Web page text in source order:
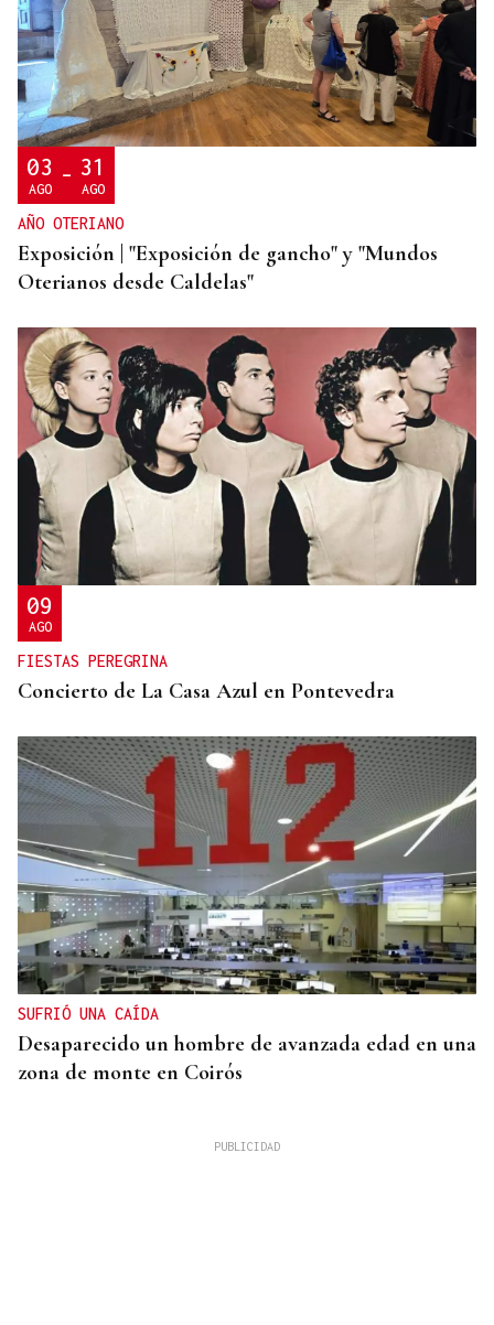
FALTA DE MEDIOS
Vivas pide expulsar de inmediato a migrantes que
siguen en Ceuta y "blindar" la frontera con más
medios europeos
03
AGO - 31
AGO
AÑO OTERIANO
Exposición | "Exposición de gancho" y "Mundos
Oterianos desde Caldelas"
09
AGO
FIESTAS PEREGRINA
Concierto de La Casa Azul en Pontevedra
SUFRIÓ UNA CAÍDA
Desaparecido un hombre de avanzada edad en una
zona de monte en Coirós